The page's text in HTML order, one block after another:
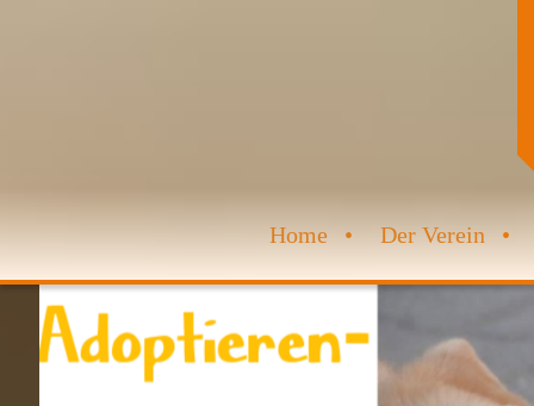
Home Der Verein